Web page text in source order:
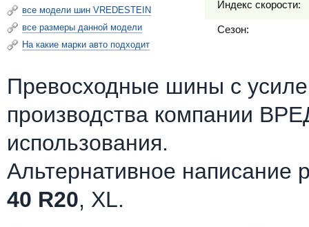
все модели шин VREDESTEIN
все размеры данной модели
На какие марки авто подходит
Индекс скорости:
Сезон:
Превосходные шины c
производства компании
использования.
Альтернативное написание
40 R20, XL.